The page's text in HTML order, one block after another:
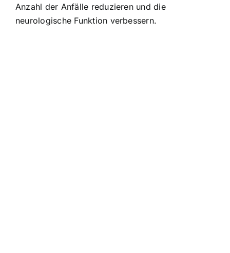
Anzahl der Anfälle reduzieren und die
neurologische Funktion verbessern.